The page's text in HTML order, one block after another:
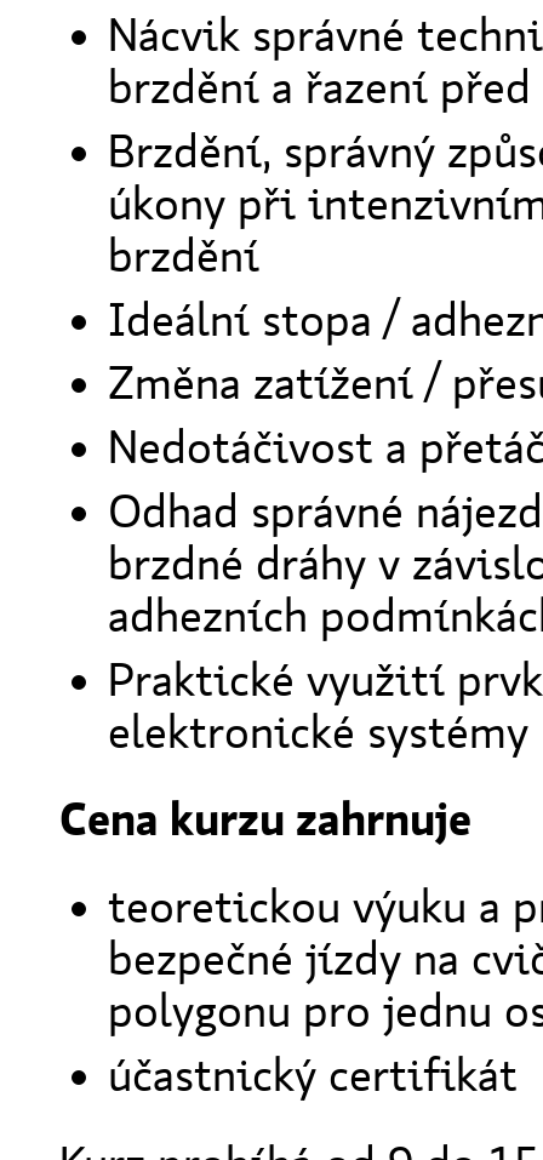
Nácvik správné
brzdění a řazení před
Brzdění, správný
úkony při
brzdění
Ideální stopa /
Změna zatížení /
Nedotáčivost a
Odhad správné
brzdné dráhy v
adhezních
Praktické využití
elektronické systémy
Cena kurzu zahrnuje
teoretickou výuku a
bezpečné jízdy na
polygonu pro jednu
účastnický certifikát